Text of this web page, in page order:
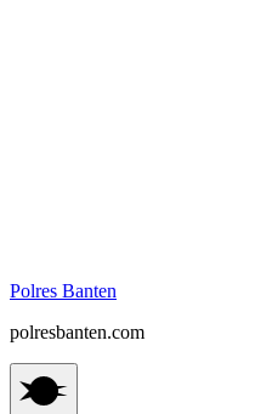
Polres Banten
polresbanten.com